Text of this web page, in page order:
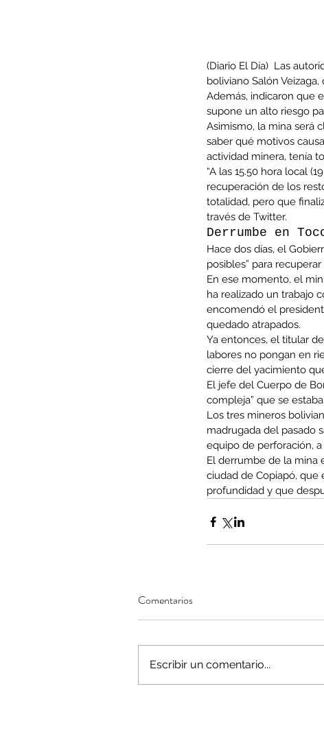
Our Recent Posts
Minería del cobre enfrenta
menor producción
(Diario El Día)  Las
boliviano Salón
Además, indicaron que
supone un alto riesgo
Asimismo, la mina será
saber qué motivos
actividad minera, tenía
“A las 15.50 hora local
recuperación de los
totalidad, pero que
través de Twitter.
Derrumbe en
Hace dos días, el
posibles” para
En ese momento, el
ha realizado un trabajo
encomendó el
quedado atrapados.
Ya entonces, el titular
labores no pongan en
cierre del yacimiento
El jefe del Cuerpo de
compleja” que se
Los tres mineros
madrugada del pasado
equipo de perforación,
El derrumbe de la mina
ciudad de Copiapó, que
profundidad y que
Comentarios
Escribir un comentario...